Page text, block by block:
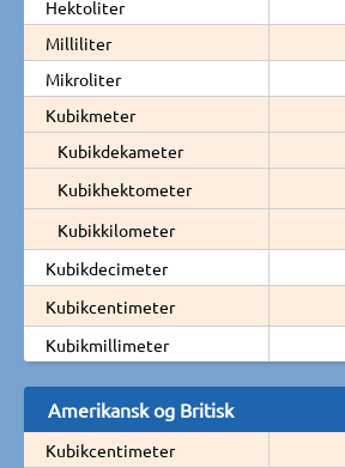
Hektoliter
Milliliter
Mikroliter
Kubikmeter
Kubikdekameter
Kubikhektometer
Kubikkilometer
Kubikdecimeter
Kubikcentimeter
Kubikmillimeter
Amerikansk og Britisk
Kubikcentimeter